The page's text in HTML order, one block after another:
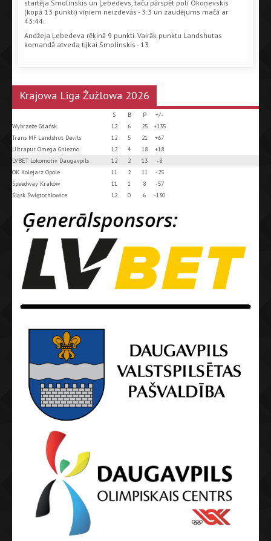
startēja Smolinskis un Ļebedevs, taču pārspēt poli Okoņevskis
(kopā 13 punkti) viņiem neizdevās - 3:3 un zaudējums mačā ar
43:44.
Andžeja Ļebedeva rēķinā 9 punkti. Vairāk punktu Landshutas
komandā atveda tijkai Smolinskis - 13.
Krajowa Liga Żużlowa 2026
S B P
+/-
Wybrzeże Gdańsk
12 6 25
+135
Trans MF Landshut Devils
12 5 21
+67
Ultrapur Omega Gniezno
12 4 18
+18
LVBET Lokomotiv Daugavpils
12 2 13
-8
OK Kolejarz Opole
11 2 11
-25
Speedway Kraków
11 1 8
-57
Śląsk Świętochłowice
12 0 6 -130